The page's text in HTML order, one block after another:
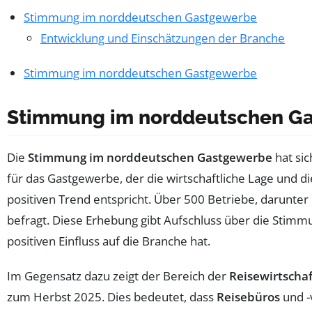
Stimmung im norddeutschen Gastgewerbe
Entwicklung und Einschätzungen der Branche
Stimmung im norddeutschen Gastgewerbe
Stimmung im norddeutschen
Die Stimmung im norddeutschen Gastgewerbe hat
für das Gastgewerbe, der die wirtschaftliche Lage und
positiven Trend entspricht. Über 500 Betriebe, darunter
befragt. Diese Erhebung gibt Aufschluss über die
positiven Einfluss auf die Branche hat.
Im Gegensatz dazu zeigt der Bereich der
zum Herbst 2025. Dies bedeutet, dass Reisebüros und